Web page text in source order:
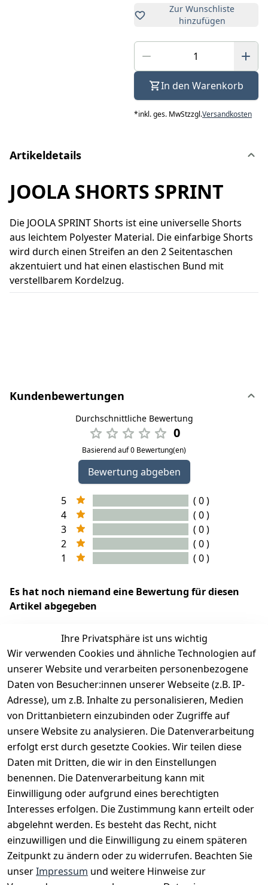
Zur Wunschliste
hinzufügen
In den Warenkorb
*inkl. ges. MwStzzgl.Versandkosten
Artikeldetails
JOOLA SHORTS SPRINT
Die JOOLA SPRINT Shorts ist eine universelle Shorts
aus leichtem Polyester Material. Die einfarbige Shorts
wird durch einen Streifen an den 2 Seitentaschen
akzentuiert und hat einen elastischen Bund mit
verstellbarem Kordelzug.
Kundenbewertungen
Durchschnittliche Bewertung
0
Basierend auf 0 Bewertung(en)
Bewertung abgeben
5
( 0 )
4
( 0 )
3
( 0 )
2
( 0 )
1
( 0 )
Es hat noch niemand eine Bewertung für diesen
Artikel abgegeben
EU-Verantwortliche Person - klicken Sie für Details
Ihre Privatsphäre ist uns wichtig
Wir verwenden Cookies und ähnliche Technologien auf
unserer Website und verarbeiten personenbezogene
Daten von Besucher:innen unserer Webseite (z.B. IP-
Adresse), um z.B. Inhalte zu personalisieren, Medien
von Drittanbietern einzubinden oder Zugriffe auf
unsere Website zu analysieren. Die Datenverarbeitung
erfolgt erst durch gesetzte Cookies. Wir teilen diese
Daten mit Dritten, die wir in den Einstellungen
benennen. Die Datenverarbeitung kann mit
Einwilligung oder aufgrund eines berechtigten
Interesses erfolgen. Die Zustimmung kann erteilt oder
abgelehnt werden. Es besteht das Recht, nicht
einzuwilligen und die Einwilligung zu einem späteren
Zeitpunkt zu ändern oder zu widerrufen. Beachten Sie
unserImpressum und weitere Hinweise zur
Rechtliches
AGB
Impressum
Datenschutze
rklärung
Services
Kontakt
Registrieren
Katalog
Zahlungsm
öglichkeite
n
Vorkasse
PayPal
Versanddie
nstleister
Post